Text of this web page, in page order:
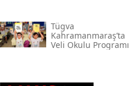
Tügva
Kahramanmaraş’ta
Veli Okulu Programı